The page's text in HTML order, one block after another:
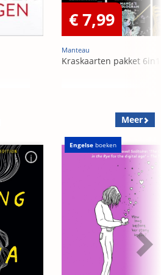
€ 7,99
Manteau
Kraskaarten pakket 6in1
Meer
Engelse boeken